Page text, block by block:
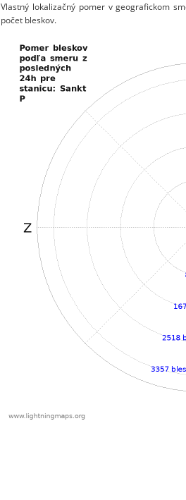
Vlastný lokalizačný pomer v geografickom
počet bleskov.